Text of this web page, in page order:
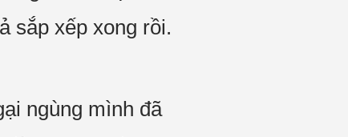
sắp xếp xong rồi.
ngùng mình đã